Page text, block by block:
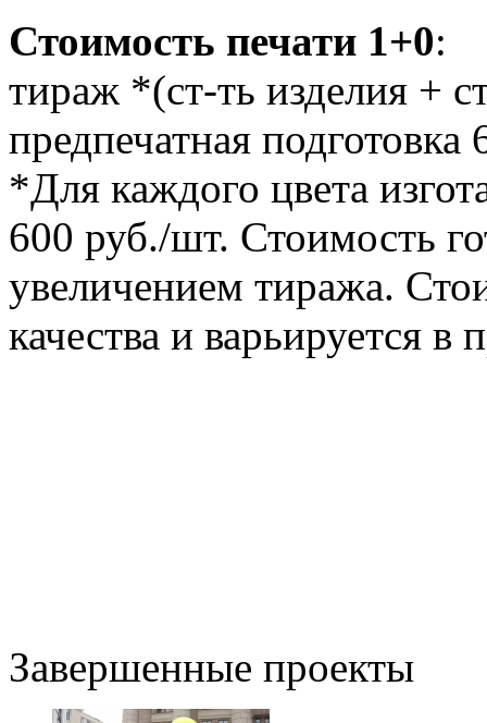
Стоимость печати 1+0:
тираж *(ст-ть изделия +
предпечатная подготовка
*Для каждого цвета
600 руб./шт. Стоимость
увеличением тиража.
качества и варьируется
Завершенные проекты